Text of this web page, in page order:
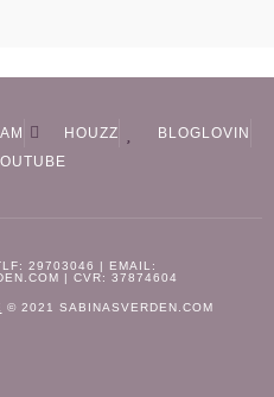
HOUZZ
BLOGLOVIN
29703046 | EMAIL:
| CVR: 37874604
© 2021 SABINASVERDEN.COM